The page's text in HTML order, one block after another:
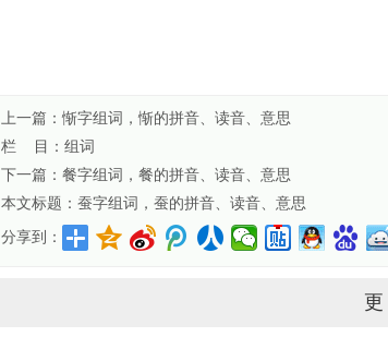
上一篇：惭字组词，惭的拼音、读音、意思
栏 目： 组词
下一篇： 餐字组词，餐的拼音、读音、意思
本文标题： 蚕字组词，蚕的拼音、读音、意思
分享到：